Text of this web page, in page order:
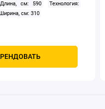
Длина, см: 590
Технология:
Ширина, см: 310